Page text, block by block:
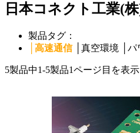
日本コネクト工業(
製品タグ：
高速通信 真空環境 パ
5製品中1-5製品1ページ目を表示